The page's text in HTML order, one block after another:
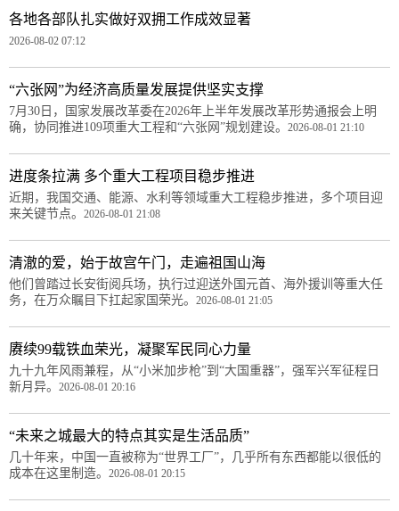
各地各部队扎实做好双拥工作成效显著
2026-08-02 07:12
“六张网”为经济高质量发展提供坚实支撑
7月30日，国家发展改革委在2026年上半年发展改革形势通报会上明
确，协同推进109项重大工程和“六张网”规划建设。 2026-08-01 21:10
进度条拉满 多个重大工程项目稳步推进
近期，我国交通、能源、水利等领域重大工程稳步推进，多个项目迎
来关键节点。 2026-08-01 21:08
清澈的爱，始于故宫午门，走遍祖国山海
他们曾踏过长安街阅兵场，执行过迎送外国元首、海外援训等重大任
务，在万众瞩目下扛起家国荣光。 2026-08-01 21:05
赓续99载铁血荣光，凝聚军民同心力量
九十九年风雨兼程，从“小米加步枪”到“大国重器”，强军兴军征程日
新月异。 2026-08-01 20:16
“未来之城最大的特点其实是生活品质”
几十年来，中国一直被称为“世界工厂”，几乎所有东西都能以很低的
成本在这里制造。 2026-08-01 20:15